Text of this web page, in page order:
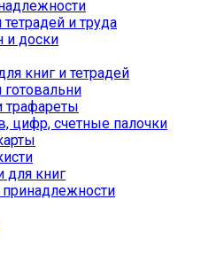
и труда
и доски
книг и тетрадей
готовальни
трафареты
цифр, счетные палочки
для книг